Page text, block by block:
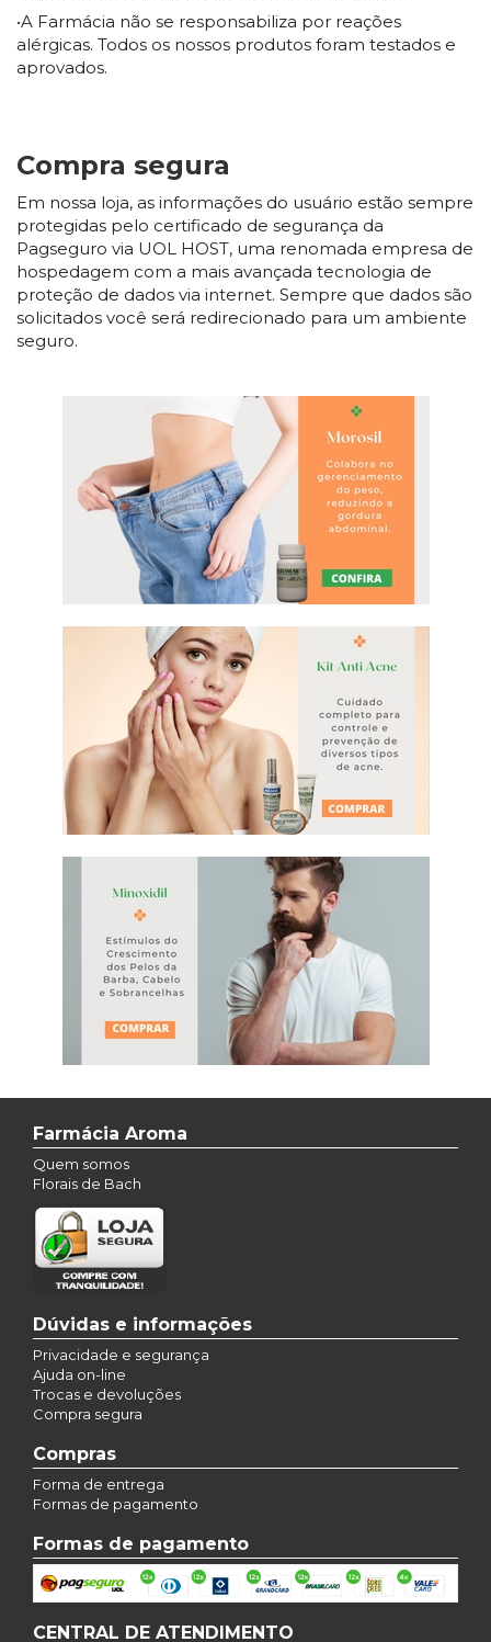
•A Farmácia não se responsabiliza por reações
alérgicas. Todos os nossos produtos foram testados e
aprovados.
Compra segura
Em nossa loja, as informações do usuário estão sempre
protegidas pelo certificado de segurança da
Pagseguro via UOL HOST, uma renomada empresa de
hospedagem com a mais avançada tecnologia de
proteção de dados via internet. Sempre que dados são
solicitados você será redirecionado para um ambiente
seguro.
Farmácia Aroma
Quem somos
Florais de Bach
Dúvidas e informações
Privacidade e segurança
Ajuda on-line
Trocas e devoluções
Compra segura
Compras
Forma de entrega
Formas de pagamento
Formas de pagamento
CENTRAL DE ATENDIMENTO